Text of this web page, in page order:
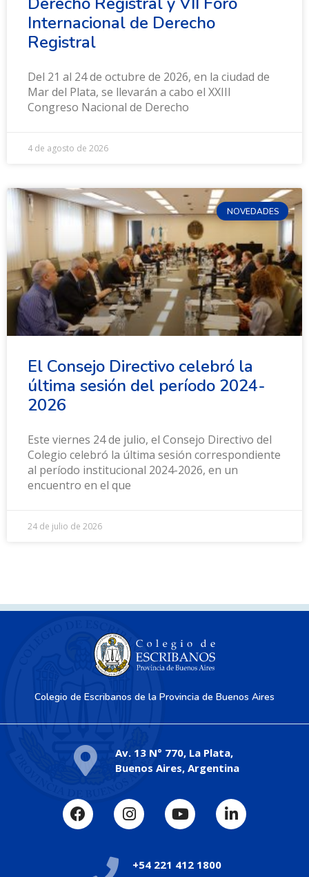
Internacional de Derecho
Registral
Del 21 al 24 de octubre de 2026, en la ciudad de
Mar del Plata, se llevarán a cabo el XXIII
Congreso Nacional de Derecho
4 de agosto de 2026
NOVEDADES
El Consejo Directivo celebró la
última sesión del período 2024-
2026
Este viernes 24 de julio, el Consejo Directivo del
Colegio celebró la última sesión correspondiente
al período institucional 2024-2026, en un
encuentro en el que
24 de julio de 2026
Colegio de Escribanos de la Provincia de Buenos Aires
Av. 13 N° 770, La Plata,
Buenos Aires, Argentina
+54 221 412 1800